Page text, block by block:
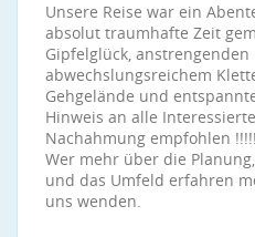
Unsere Reise war ein
absolut traumhafte Zeit
Gipfelglück,
abwechslungsreichem
Gehgelände und
Hinweis an alle
Nachahmung empfohlen
Wer mehr über die
und das Umfeld erfahren
uns wenden.